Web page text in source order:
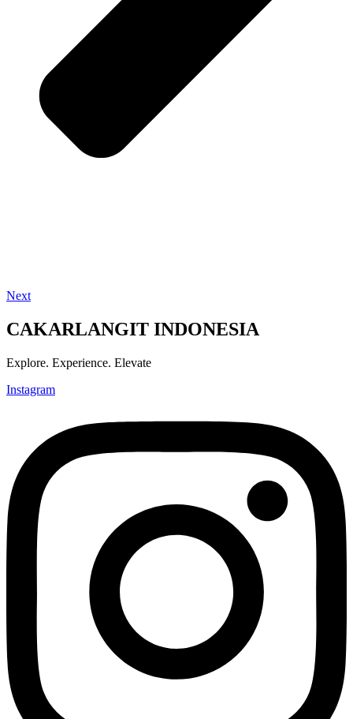
Next
CAKARLANGIT INDONESIA
Explore. Experience. Elevate
Instagram